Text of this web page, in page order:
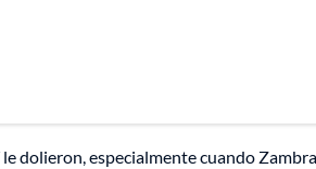
dolieron, especialmente cuando